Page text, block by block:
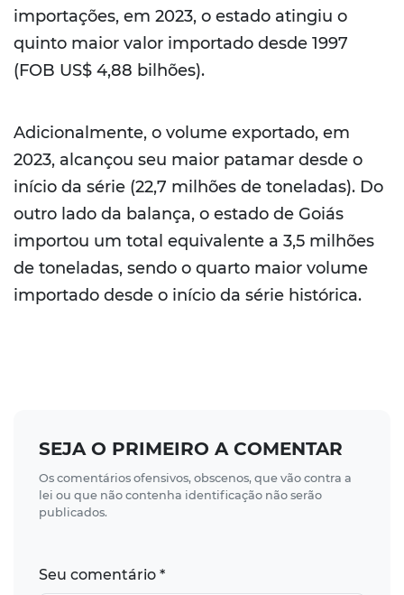
importações, em 2023, o estado atingiu o
quinto maior valor importado desde 1997
(FOB US$ 4,88 bilhões).
Adicionalmente, o volume exportado, em
2023, alcançou seu maior patamar desde o
início da série (22,7 milhões de toneladas). Do
outro lado da balança, o estado de Goiás
importou um total equivalente a 3,5 milhões
de toneladas, sendo o quarto maior volume
importado desde o início da série histórica.
SEJA O PRIMEIRO A COMENTAR
Os comentários ofensivos, obscenos, que vão contra a
lei ou que não contenha identificação não serão
publicados.
Seu comentário *